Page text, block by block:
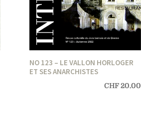
NO 123 – LE VALLON HORLOGER
ET SES ANARCHISTES
CHF20.00